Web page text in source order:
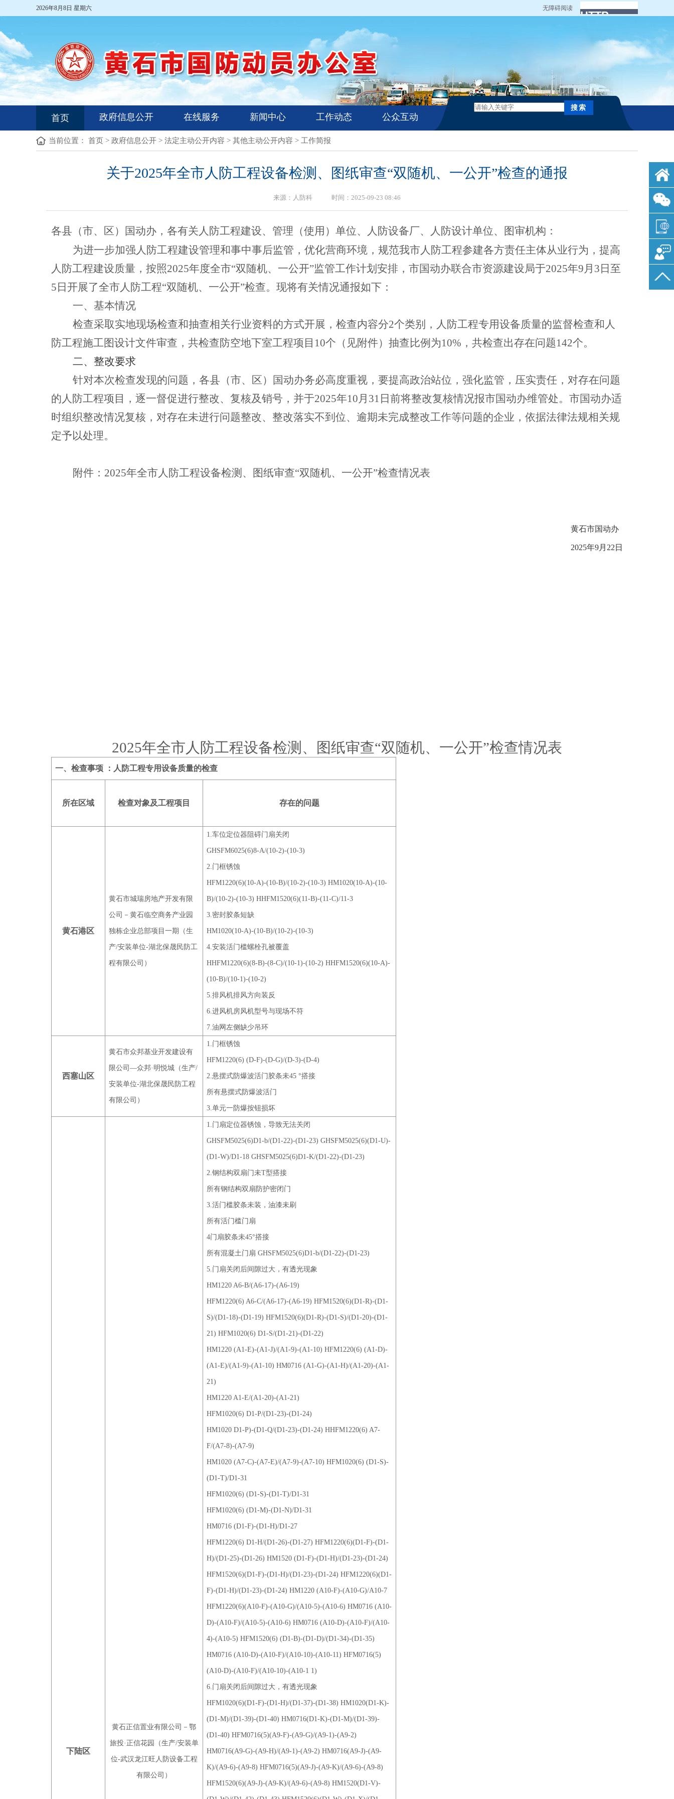
无障碍阅读
2026年8月8日 星期六
首页 政府信息公开 在线服务 新闻中心 工作动态 公众互动
当前位置： 首页 > 政府信息公开 > 法定主动公开内容 > 其他主动公开内容 > 工作简报
关于2025年全市人防工程设备检测、图纸审查“双随机、一公开”检查的通报
来源：人防科 时间：2025-09-23 08:46
各县（市、区）国动办，各有关人防工程建设、管理（使用）单位、人防设备厂、人防设计单位、图审机构：
为进一步加强人防工程建设管理和事中事后监管，优化营商环境，规范我市人防工程参建各方责任主体从业行为，提高
人防工程建设质量，按照2025年度全市“双随机、一公开”监管工作计划安排，市国动办联合市资源建设局于2025年9月3日至
5日开展了全市人防工程“双随机、一公开”检查。现将有关情况通报如下：
一、基本情况
检查采取实地现场检查和抽查相关行业资料的方式开展，检查内容分2个类别，人防工程专用设备质量的监督检查和人
防工程施工图设计文件审查，共检查防空地下室工程项目10个（见附件）抽查比例为10%，共检查出存在问题142个。
二、整改要求
针对本次检查发现的问题，各县（市、区）国动办务必高度重视，要提高政治站位，强化监管，压实责任，对存在问题
的人防工程项目，逐一督促进行整改、复核及销号，并于2025年10月31日前将整改复核情况报市国动办维管处。市国动办适
时组织整改情况复核，对存在未进行问题整改、整改落实不到位、逾期未完成整改工作等问题的企业，依据法律法规相关规
定予以处理。
附件：2025年全市人防工程设备检测、图纸审查“双随机、一公开”检查情况表
黄石市国动办
2025年9月22日
2025年全市人防工程设备检测、图纸审查“双随机、一公开”检查情况表
一、检查事项 ：人防工程专用设备质量的检查
所在区域 检查对象及工程项目 存在的问题
黄石港区
黄石市城瑞房地产开发有限
公司－黄石临空商务产业园
独栋企业总部项目一期（生
产/安装单位-湖北保晟民防工
程有限公司）
1.车位定位器阻碍门扇关闭
GHSFM6025(6)8-A/(10-2)-(10-3)
2.门框锈蚀
HFM1220(6)(10-A)-(10-B)/(10-2)-(10-3) HM1020(10-A)-(10-
B)/(10-2)-(10-3) HHFM1520(6)(11-B)-(11-C)/11-3
3.密封胶条短缺
HM1020(10-A)-(10-B)/(10-2)-(10-3)
4.安装活门槛螺栓孔被覆盖
HHFM1220(6)(8-B)-(8-C)/(10-1)-(10-2) HHFM1520(6)(10-A)-
(10-B)/(10-1)-(10-2)
5.排风机排风方向装反
6.进风机房风机型号与现场不符
7.油网左侧缺少吊环
西塞山区
黄石市众邦基业开发建设有
限公司—众邦·明悦城（生产/
安装单位-湖北保晟民防工程
有限公司）
1.门框锈蚀
HFM1220(6) (D-F)-(D-G)/(D-3)-(D-4)
2.悬摆式防爆波活门胶条未45 °搭接
所有悬摆式防爆波活门
3.单元一防爆按钮损坏
下陆区
黄石正信置业有限公司－鄂
旅投·正信花园（生产/安装单
位-武汉龙江旺人防设备工程
有限公司）
1.门扇定位器锈蚀，导致无法关闭
GHSFM5025(6)D1-b/(D1-22)-(D1-23) GHSFM5025(6)(D1-U)-
(D1-W)/D1-18 GHSFM5025(6)D1-K/(D1-22)-(D1-23)
2.钢结构双扇门未T型搭接
所有钢结构双扇防护密闭门
3.活门槛胶条未装，油漆未刷
所有活门槛门扇
4门扇胶条未45°搭接
所有混凝土门扇 GHSFM5025(6)D1-b/(D1-22)-(D1-23)
5.门扇关闭后间隙过大，有透光现象
HM1220 A6-B/(A6-17)-(A6-19)
HFM1220(6) A6-C/(A6-17)-(A6-19) HFM1520(6)(D1-R)-(D1-
S)/(D1-18)-(D1-19) HFM1520(6)(D1-R)-(D1-S)/(D1-20)-(D1-
21) HFM1020(6) D1-S/(D1-21)-(D1-22)
HM1220 (A1-E)-(A1-J)/(A1-9)-(A1-10) HFM1220(6) (A1-D)-
(A1-E)/(A1-9)-(A1-10) HM0716 (A1-G)-(A1-H)/(A1-20)-(A1-
21)
HM1220 A1-E/(A1-20)-(A1-21)
HFM1020(6) D1-P/(D1-23)-(D1-24)
HM1020 D1-P)-(D1-Q/(D1-23)-(D1-24) HHFM1220(6) A7-
F/(A7-8)-(A7-9)
HM1020 (A7-C)-(A7-E)/(A7-9)-(A7-10) HFM1020(6) (D1-S)-
(D1-T)/D1-31
HFM1020(6) (D1-S)-(D1-T)/D1-31
HFM1020(6) (D1-M)-(D1-N)/D1-31
HM0716 (D1-F)-(D1-H)/D1-27
HFM1220(6) D1-H/(D1-26)-(D1-27) HFM1220(6)(D1-F)-(D1-
H)/(D1-25)-(D1-26) HM1520 (D1-F)-(D1-H)/(D1-23)-(D1-24)
HFM1520(6)(D1-F)-(D1-H)/(D1-23)-(D1-24) HFM1220(6)(D1-
F)-(D1-H)/(D1-23)-(D1-24) HM1220 (A10-F)-(A10-G)/A10-7
HFM1220(6)(A10-F)-(A10-G)/(A10-5)-(A10-6) HM0716 (A10-
D)-(A10-F)/(A10-5)-(A10-6) HM0716 (A10-D)-(A10-F)/(A10-
4)-(A10-5) HFM1520(6) (D1-B)-(D1-D)/(D1-34)-(D1-35)
HM0716 (A10-D)-(A10-F)/(A10-10)-(A10-11) HFM0716(5)
(A10-D)-(A10-F)/(A10-10)-(A10-1 1)
6.门扇关闭后间隙过大，有透光现象
HFM1020(6)(D1-F)-(D1-H)/(D1-37)-(D1-38) HM1020(D1-K)-
(D1-M)/(D1-39)-(D1-40) HM0716(D1-K)-(D1-M)/(D1-39)-
(D1-40) HFM0716(5)(A9-F)-(A9-G)/(A9-1)-(A9-2)
HM0716(A9-G)-(A9-H)/(A9-1)-(A9-2) HM0716(A9-J)-(A9-
K)/(A9-6)-(A9-8) HFM0716(5)(A9-J)-(A9-K)/(A9-6)-(A9-8)
HFM1520(6)(A9-J)-(A9-K)/(A9-6)-(A9-8) HM1520(D1-V)-